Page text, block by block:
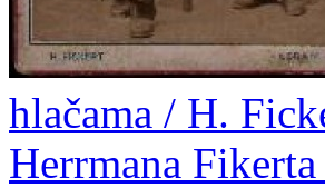
hlačama / H.
Herrmana